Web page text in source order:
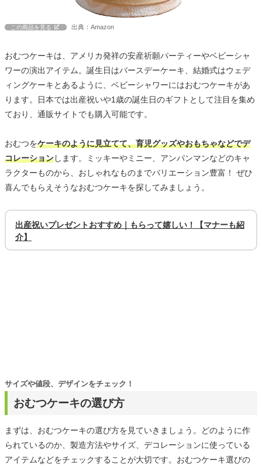
この商品を見る 出典：Amazon
おむつケーキは、アメリカ発祥の安産祈願パーティーやベビーシャ
ワーの演出アイテム。誕生日はバースデーケーキ、結婚式はウェデ
ィングケーキとあるように、ベビーシャワーにはおむつケーキがあ
ります。日本では出産祝いや1歳の誕生日のギフトとして注目を集め
ており、通販サイトでも購入可能です。
おむつをケーキのように見立てて、育児グッズやおもちゃなどでデ
コレーションします。ミッキーやミニー、アンパンマンなどのキャ
ラクターものから、おしゃれなものまでバリエーション豊富！ ぜひ
喜んでもらえそうなおむつケーキを探してみましょう。
出産祝いプレゼントおすすめ｜もらって嬉しい！【マナーも紹
介】
おむつケーキの選び方
サイズや値段、デザインをチェック！
まずは、おむつケーキの選び方を見ていきましょう。どのように作
られているのか、製造方法やサイズ、デコレーションに使っている
アイテムなどをチェックすることが大切です。おむつケーキ選びの